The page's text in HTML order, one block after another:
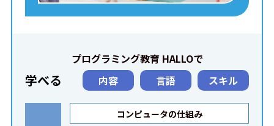
プログラミング教育 HALLOで
学べる 内容 言語 スキル
コンピュータの仕組み